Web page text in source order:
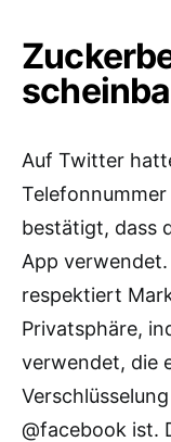
Auf Twitter
bestätigt, dass
App
respektiert
Privatsphäre,
verwendet, die
@facebook ist.